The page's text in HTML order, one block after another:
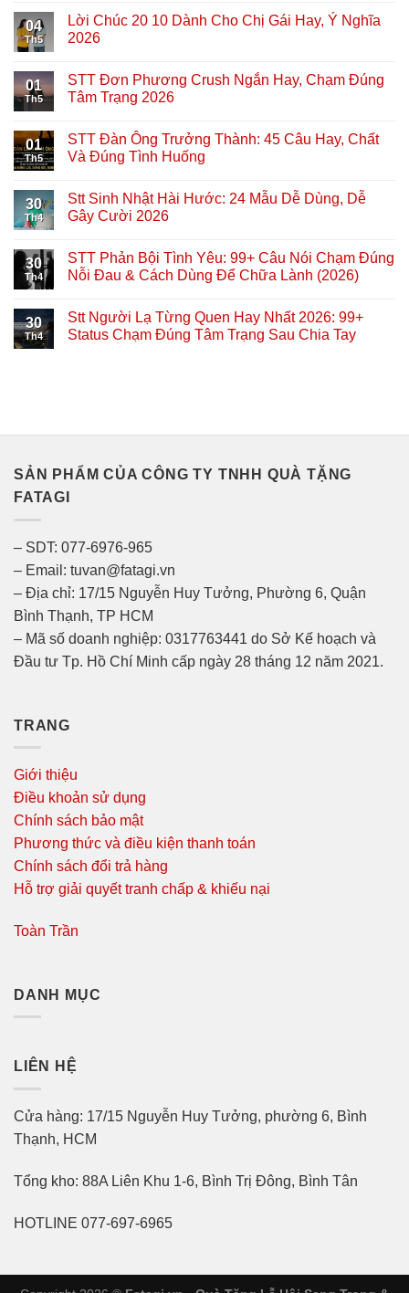
04
Th5
Lời Chúc 20 10 Dành Cho Chị Gái Hay, Ý Nghĩa
2026
01
Th5
STT Đơn Phương Crush Ngắn Hay, Chạm Đúng
Tâm Trạng 2026
01
Th5
STT Đàn Ông Trưởng Thành: 45 Câu Hay, Chất
Và Đúng Tình Huống
30
Th4
Stt Sinh Nhật Hài Hước: 24 Mẫu Dễ Dùng, Dễ
Gây Cười 2026
30
Th4
STT Phản Bội Tình Yêu: 99+ Câu Nói Chạm Đúng
Nỗi Đau & Cách Dùng Để Chữa Lành (2026)
30
Th4
Stt Người Lạ Từng Quen Hay Nhất 2026: 99+
Status Chạm Đúng Tâm Trạng Sau Chia Tay
SẢN PHẨM CỦA CÔNG TY TNHH QUÀ TẶNG
FATAGI
– SDT: 077-6976-965
– Email: tuvan@fatagi.vn
– Địa chỉ: 17/15 Nguyễn Huy Tưởng, Phường 6, Quận
Bình Thạnh, TP HCM
– Mã số doanh nghiệp: 0317763441 do Sở Kế hoạch và
Đầu tư Tp. Hồ Chí Minh cấp ngày 28 tháng 12 năm 2021.
TRANG
Giới thiệu
Điều khoản sử dụng
Chính sách bảo mật
Phương thức và điều kiện thanh toán
Chính sách đổi trả hàng
Hỗ trợ giải quyết tranh chấp & khiếu nại
Toàn Trần
DANH MỤC
LIÊN HỆ
Cửa hàng: 17/15 Nguyễn Huy Tưởng, phường 6, Bình
Thạnh, HCM
Tổng kho: 88A Liên Khu 1-6, Bình Trị Đông, Bình Tân
HOTLINE 077-697-6965